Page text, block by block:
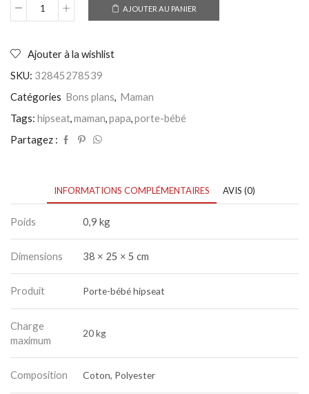
quantité
bébé
en
-
0
à
36
dos
AJOUTER AU PANIER
Ajouter à la wishlist
SKU: 32845278539
Catégories Bons plans, Maman
Tags: hipseat,maman,papa,porte-bébé
Partagez :
INFORMATIONS COMPLÉMENTAIRES AVIS (0)
Poids 0,9 kg
Dimensions 38 × 25 × 5 cm
Produit Porte-bébé hipseat
Charge
maximum
20 kg
Composition Coton, Polyester